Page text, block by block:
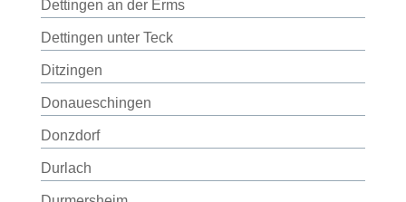
Dettingen an der Erms
Dettingen unter Teck
Ditzingen
Donaueschingen
Donzdorf
Durlach